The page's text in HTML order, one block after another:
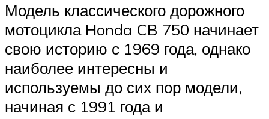
Модель классического дорожного
мотоцикла Honda CB 750 начинает
свою историю с 1969 года, однако
наиболее интересны и
используемы до сих пор модели,
начиная с 1991 года и